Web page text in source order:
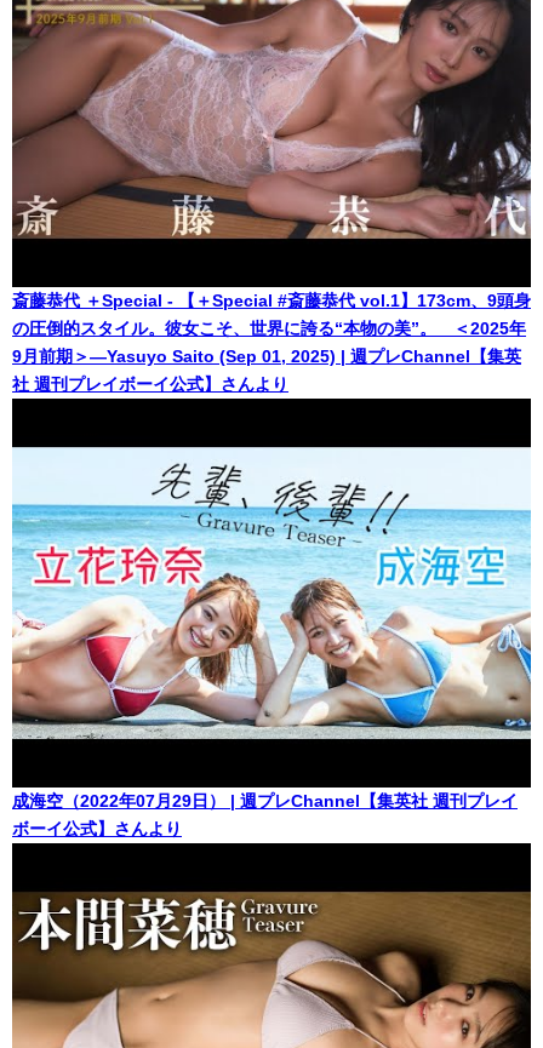
斎藤恭代 ＋Special - 【＋Special #斎藤恭代 vol.1】173cm、9頭身
の圧倒的スタイル。彼女こそ、世界に誇る“本物の美”。 ＜2025年
9月前期＞―Yasuyo Saito (Sep 01, 2025) | 週プレChannel【集英
社 週刊プレイボーイ公式】さんより
成海空（2022年07月29日） | 週プレChannel【集英社 週刊プレイ
ボーイ公式】さんより